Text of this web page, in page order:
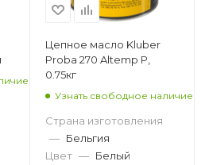
Цепное масло Kluber
Proba 270 Altemp P,
0.75кг
Узнать свободное наличие
Страна изготовления
— Бельгия
Цвет — Белый